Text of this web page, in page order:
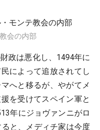
会の内部
政は悪化し、1494年に
によって追放されてし
へと移るが、やがてメ
を受けてスペイン軍と
年にジョヴァンニがロ
と、メディチ家は今度